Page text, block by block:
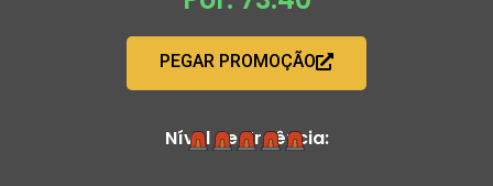
PEGAR PROMOÇÃO
Nível de Urgência: